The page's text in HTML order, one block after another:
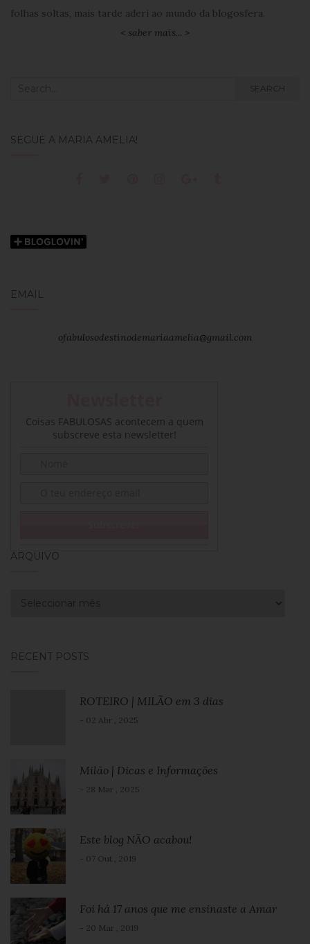
folhas soltas, mais tarde aderi ao mundo da blogosfera.
< saber mais... >
SEARCH
SEGUE A MARIA AMÉLIA!
EMAIL
ofabulosodestinodemariaamelia@gmail.com
Coisas FABULOSAS acontecem a quem
subscreve esta newsletter!
ARQUIVO
RECENT POSTS
ROTEIRO | MILÃO em 3 dias
- 02 Abr , 2025
Milão | Dicas e Informações
- 28 Mar , 2025
Este blog NÃO acabou!
- 07 Out , 2019
Foi há 17 anos que me ensinaste a Amar
- 20 Mar , 2019